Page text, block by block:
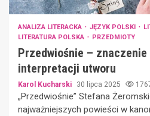
ANALIZA LITERACKA JĘZYK POLSKI
LITERATURA POLSKA
PRZEDMIOTY
Przedwiośnie –
interpretacji utworu
Karol Kucharski 30 lipca 2025
„Przedwiośnie” Stefana
najważniejszych powieści w